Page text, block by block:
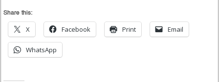
Share this:
X Facebook Print Email
WhatsApp